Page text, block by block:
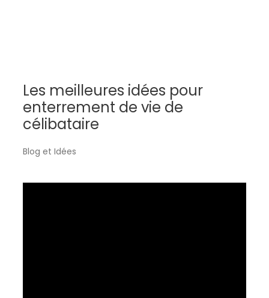
Les meilleures idées pour
enterrement de vie de
célibataire
Blog et Idées